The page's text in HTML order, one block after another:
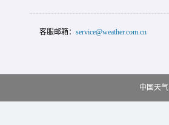
客服邮箱： service@weather.com.cn
中国天